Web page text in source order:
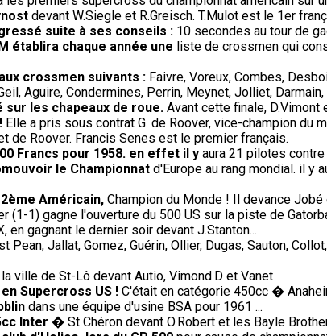
devant W.Siegle et R.Greisch. T.Mulot est le 1er
suite à ses conseils : 10 secondes au tour de
établira chaque année une liste de crossmen qui
crossmen suivants : Faivre, Voreux, Combes,
Aguire, Condermines, Perrin, Meynet, Jolliet,
sur les chapeaux de roue. Avant cette finale,
Elle a pris sous contrat G. de Roover, vice-champion du
de Roover. Francis Senes est le premier français.
Francs pour 1958. en effet il y aura 21 pilotes
le Championnat d'Europe au rang mondial. il y
Américain, Champion du Monde ! Il devance Jobé
(1-1) gagne l'ouverture du 500 US sur la piste de
en gagnant le dernier soir devant J.Stanton...
Pean, Jallat, Gomez, Guérin, Ollier, Dugas, Sauton,
ville de St-Lô devant Autio, Vimond.D et Vanet
Supercross US ! C'était en catégorie 450cc �
dans une équipe d'usine BSA pour 1961 ...
Inter � St Chéron devant O.Robert et les Bayle